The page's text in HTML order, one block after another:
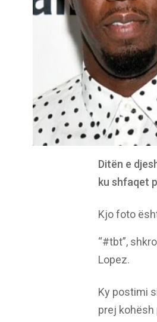
Ditën e
ku shfaqet
Kjo foto
“#tbt”,
Lopez.
Ky postimi
prej kohësh